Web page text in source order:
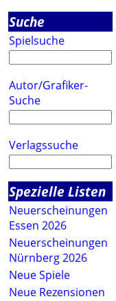
Suche
Spielsuche
Autor/Grafiker-
Suche
Verlagssuche
Spezielle Listen
Neuerscheinungen
Essen 2026
Neuerscheinungen
Nürnberg 2026
Neue Spiele
Neue Rezensionen